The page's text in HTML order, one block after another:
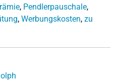
, Pendlerpauschale,
, Werbungskosten, zu